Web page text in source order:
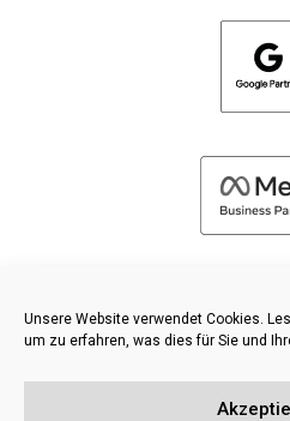
Unsere Website verwendet Cookies.
um zu erfahren, was dies für Sie und
2026 FRESH PIES LTD -